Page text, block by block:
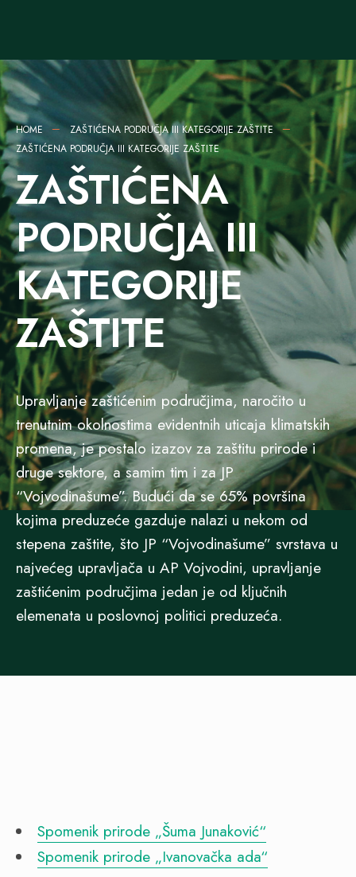
HOME
ZAŠTIĆENA PODRUČJA III KATEGORIJE ZAŠTITE
ZAŠTIĆENA PODRUČJA III KATEGORIJE ZAŠTITE
ZAŠTIĆENA
PODRUČJA III
KATEGORIJE
ZAŠTITE
Upravljanje zaštićenim područjima, naročito u
trenutnim okolnostima evidentnih uticaja klimatskih
promena, je postalo izazov za zaštitu prirode i
druge sektore, a samim tim i za JP
“Vojvodinašume”. Budući da se 65% površina
kojima preduzeće gazduje nalazi u nekom od
stepena zaštite, što JP “Vojvodinašume” svrstava u
najvećeg upravljača u AP Vojvodini, upravljanje
zaštićenim područjima jedan je od ključnih
elemenata u poslovnoj politici preduzeća.
Spomenik prirode „Šuma Junaković“
Spomenik prirode „Ivanovačka ada“